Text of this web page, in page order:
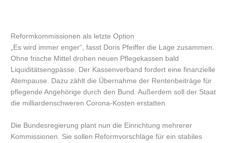
Reformkommissionen als letzte Option
„Es wird immer enger“, fasst Doris Pfeiffer die Lage zusammen.
Ohne frische Mittel drohen neuen Pflegekassen bald
Liquiditätsengpässe. Der Kassenverband fordert eine finanzielle
Atempause. Dazu zählt die Übernahme der Rentenbeiträge für
pflegende Angehörige durch den Bund. Außerdem soll der Staat
die milliardenschweren Corona-Kosten erstatten.
Die Bundesregierung plant nun die Einrichtung mehrerer
Kommissionen. Sie sollen Reformvorschläge für ein stabiles